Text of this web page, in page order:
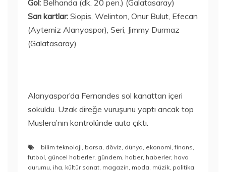
Gol: Belhanda (dk. 20 pen.) (Galatasaray)
Sarı kartlar: Siopis, Welinton, Onur Bulut, Efecan
(Aytemiz Alanyaspor), Seri, Jimmy Durmaz
(Galatasaray)
Alanyaspor’da Fernandes sol kanattan içeri
sokuldu. Uzak direğe vuruşunu yaptı ancak top
Muslera’nın kontrolünde auta çıktı.
bilim teknoloji, borsa, döviz, dünya, ekonomi,finans,
futbol, güncel haberler, gündem, haber, haberler, hava
durumu, iha, kültür sanat, magazin, moda, müzik, politika,